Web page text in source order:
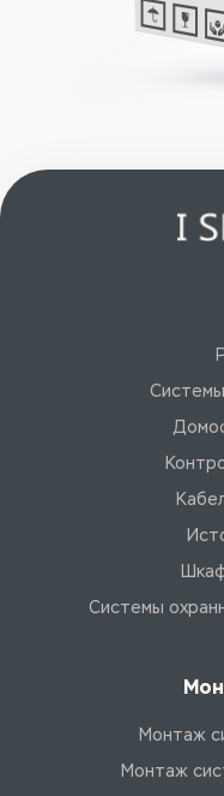
Системы
Монтаж
Монтаж